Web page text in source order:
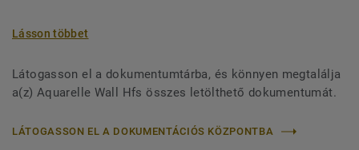
Lásson többet
Látogasson el a dokumentumtárba, és könnyen megtalálja
a(z) Aquarelle Wall Hfs összes letölthető dokumentumát.
LÁTOGASSON EL A DOKUMENTÁCIÓS KÖZPONTBA